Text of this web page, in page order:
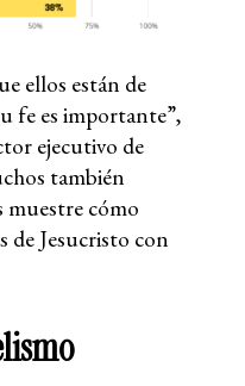
ellos están de
fe es importante”,
ejecutivo de
también
muestre cómo
de Jesucristo con